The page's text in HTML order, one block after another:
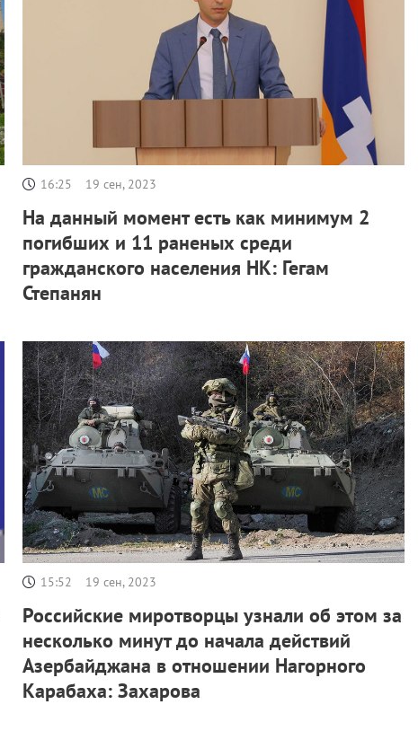
16:25 19 сен, 2023
На данный момент есть как минимум 2
погибших и 11 раненых среди
гражданского населения НК: Гегам
Степанян
15:52 19 сен, 2023
Российские миротворцы узнали об этом за
несколько минут до начала действий
Азербайджана в отношении Нагорного
Карабаха: Захарова